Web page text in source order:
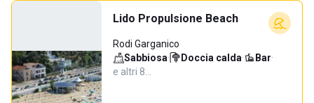
Lido Propulsione Beach
Rodi Garganico
Sabbiosa· Doccia calda· Bar·
e altri 8…